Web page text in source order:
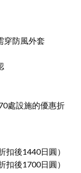
穿防風外套
處設施的優惠折
扣後1440日圓）
扣後1700日圓）